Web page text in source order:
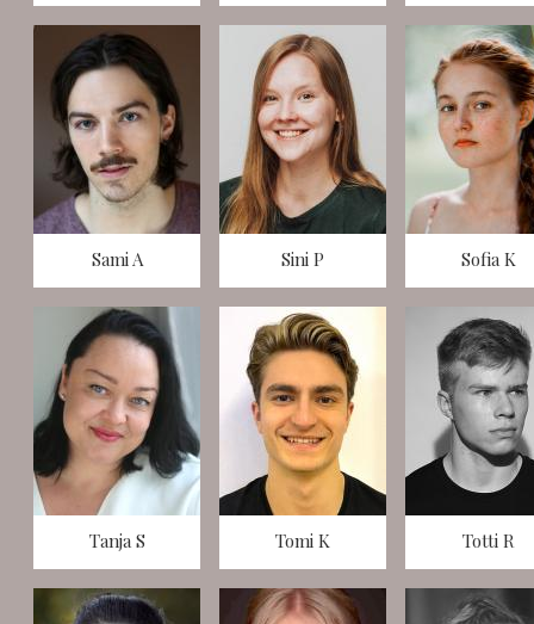
Sami A Sini P Sofia K
Tanja S Tomi K Totti R